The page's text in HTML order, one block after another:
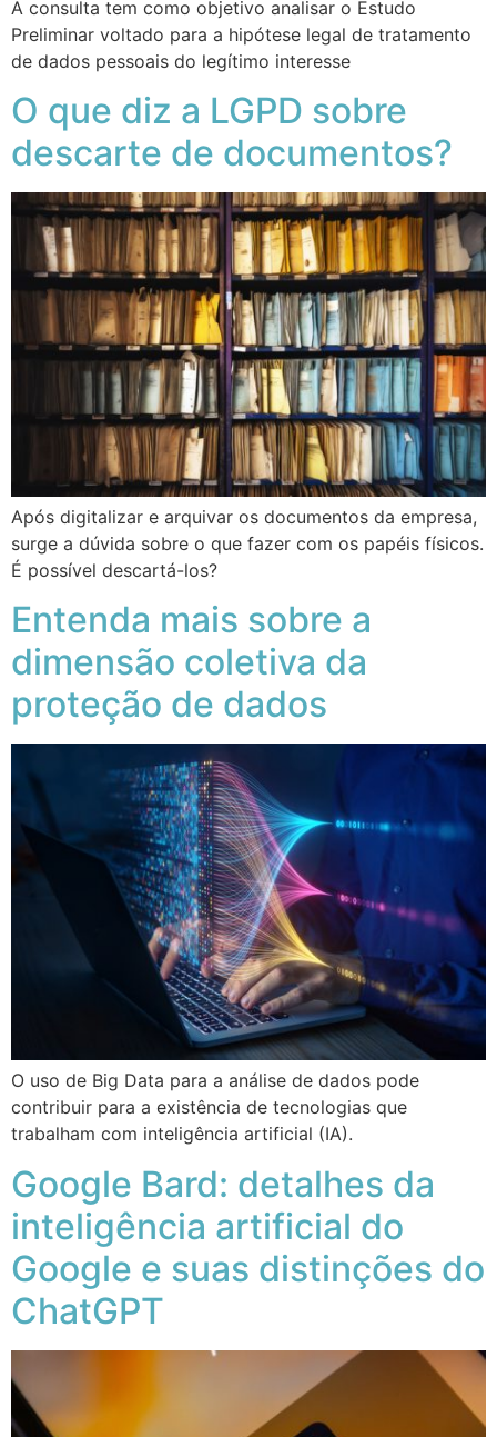
A consulta tem como objetivo analisar o Estudo
Preliminar voltado para a hipótese legal de tratamento
de dados pessoais do legítimo interesse
O que diz a LGPD sobre
descarte de documentos?
Após digitalizar e arquivar os documentos da empresa,
surge a dúvida sobre o que fazer com os papéis físicos.
É possível descartá-los?
Entenda mais sobre a
dimensão coletiva da
proteção de dados
O uso de Big Data para a análise de dados pode
contribuir para a existência de tecnologias que
trabalham com inteligência artificial (IA).
Google Bard: detalhes da
inteligência artificial do
Google e suas distinções do
ChatGPT